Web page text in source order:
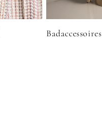
Badaccessoires